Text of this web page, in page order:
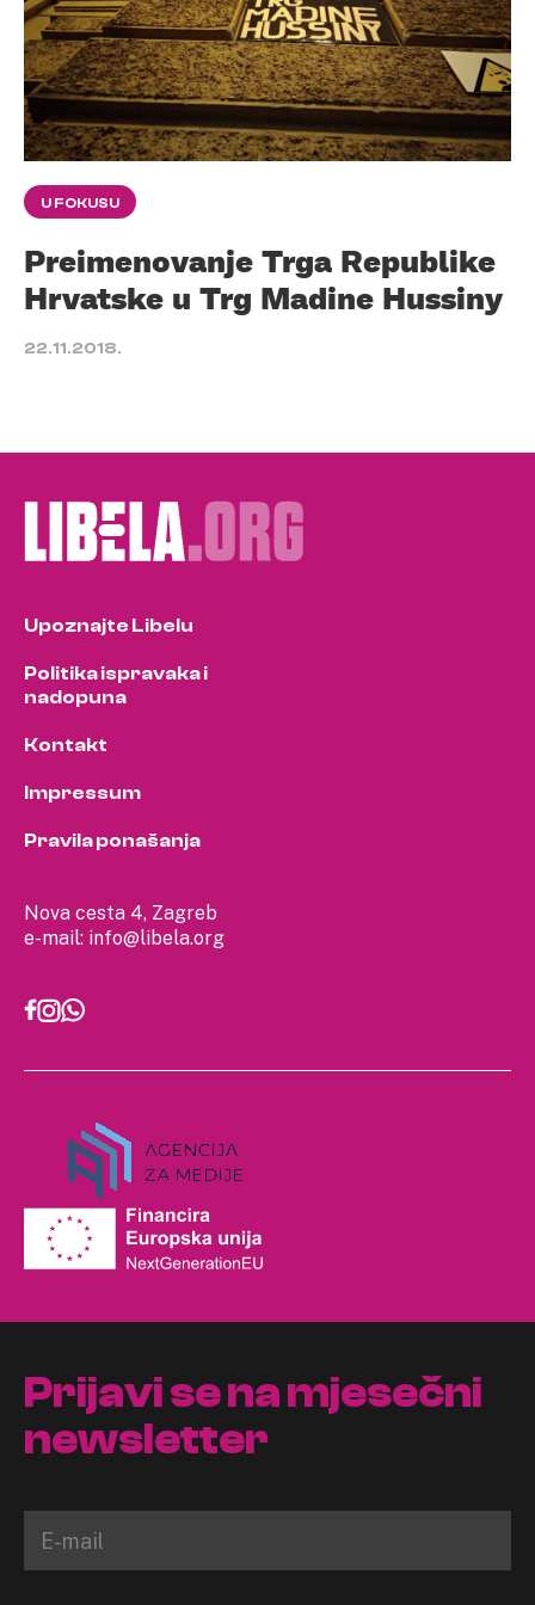
U FOKUSU
Preimenovanje Trga Republike
Hrvatske u Trg Madine Hussiny
22.11.2018.
Nova cesta 4, Zagreb
e-mail: info@libela.org
Upoznajte Libelu
Politika ispravaka i
nadopuna
Kontakt
Impressum
Pravila ponašanja
Prijavi se na mjesečni
newsletter